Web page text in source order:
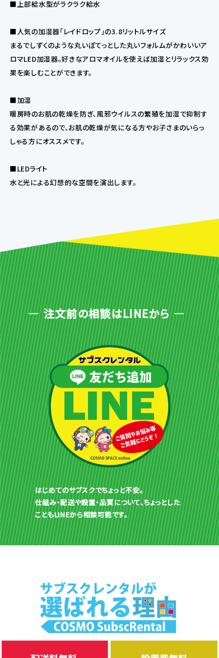
■上部給水型がラクラク給水
■人気の加湿器「レイドロップ」の3.8リットルサイズ
まるでしずくのような丸いぽてっとした丸いフォルムがかわいいア
ロマLED加湿器。好きなアロマオイルを使えば加湿とリラックス効
果を楽しむことができます。
■加湿
暖房時のお肌の乾燥を防ぎ、風邪ウイルスの繁殖を加湿で抑制す
る効果があるので、お肌の乾燥が気になる方やお子さまのいらっ
しゃる方にオススメです。
■LEDライト
水と光による幻想的な空間を演出します。
注文前の相談はLINEから
はじめてのサブスクでちょっと不安。
仕組み・配送や設置・品質について、ちょっとした
こともLINEから相談可能です。